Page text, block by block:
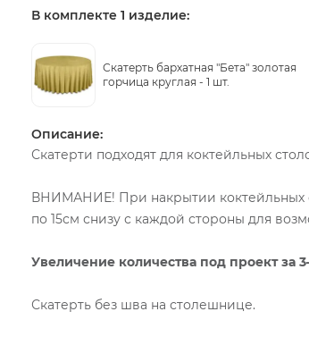
В комплекте 1 изделие:
Скатерть бархатная "Бета" золотая
горчица круглая - 1 шт.
Описание:
Скатерти подходят для коктейльных
ВНИМАНИЕ! При накрытии коктейльных
по 15см снизу с каждой стороны для
Увеличение количества под проект за
Скатерть без шва на столешнице.